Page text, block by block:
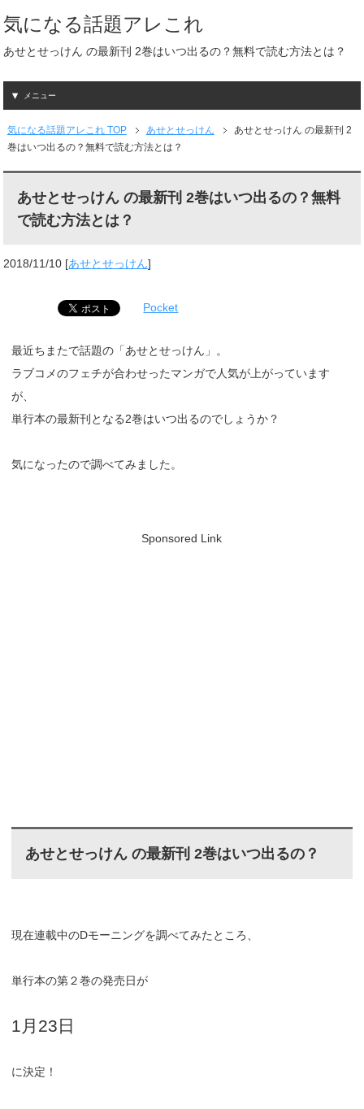
気になる話題アレこれ
あせとせっけん の最新刊 2巻はいつ出るの？無料で読む方法とは？
メニュー
気になる話題アレこれ TOP あせとせっけん
あせとせっけん の最新刊 2
巻はいつ出るの？無料で読む方法とは？
あせとせっけん の最新刊 2巻はいつ出るの？無料
で読む方法とは？
2018/11/10 [あせとせっけん]
Pocket
最近ちまたで話題の「あせとせっけん」。
ラブコメのフェチが合わせったマンガで人気が上がっています
が、
単行本の最新刊となる2巻はいつ出るのでしょうか？
気になったので調べてみました。
Sponsored Link
あせとせっけん の最新刊 2巻はいつ出るの？
現在連載中のDモーニングを調べてみたところ、
単行本の第２巻の発売日が
1月23日
に決定！